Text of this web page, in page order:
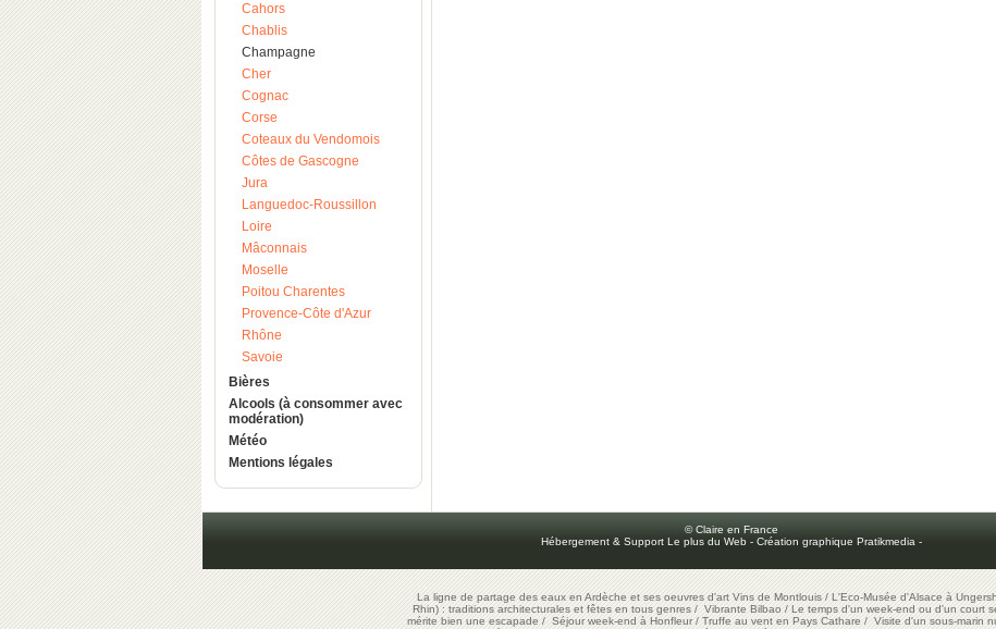
Cahors
Chablis
Champagne
Cher
Cognac
Corse
Coteaux du Vendomois
Côtes de Gascogne
Jura
Languedoc-Roussillon
Loire
Mâconnais
Moselle
Poitou Charentes
Provence-Côte d'Azur
Rhône
Savoie
Bières
Alcools (à consommer avec
modération)
Météo
Mentions légales
© Claire en France
Hébergement & Support Le plus du Web - Création graphique Pratikmedia -
La ligne de partage des eaux en Ardèche et ses oeuvres d'art Vins de Montlouis/L'Eco-Musée d'Alsace à
Rhin) : traditions architecturales et fêtes en tous genres/Vibrante Bilbao/Le temps d'un week-end ou d'un court
mérite bien une escapade/Séjour week-end à Honfleur/Truffe au vent en Pays Cathare/Visite d'un sous-marin